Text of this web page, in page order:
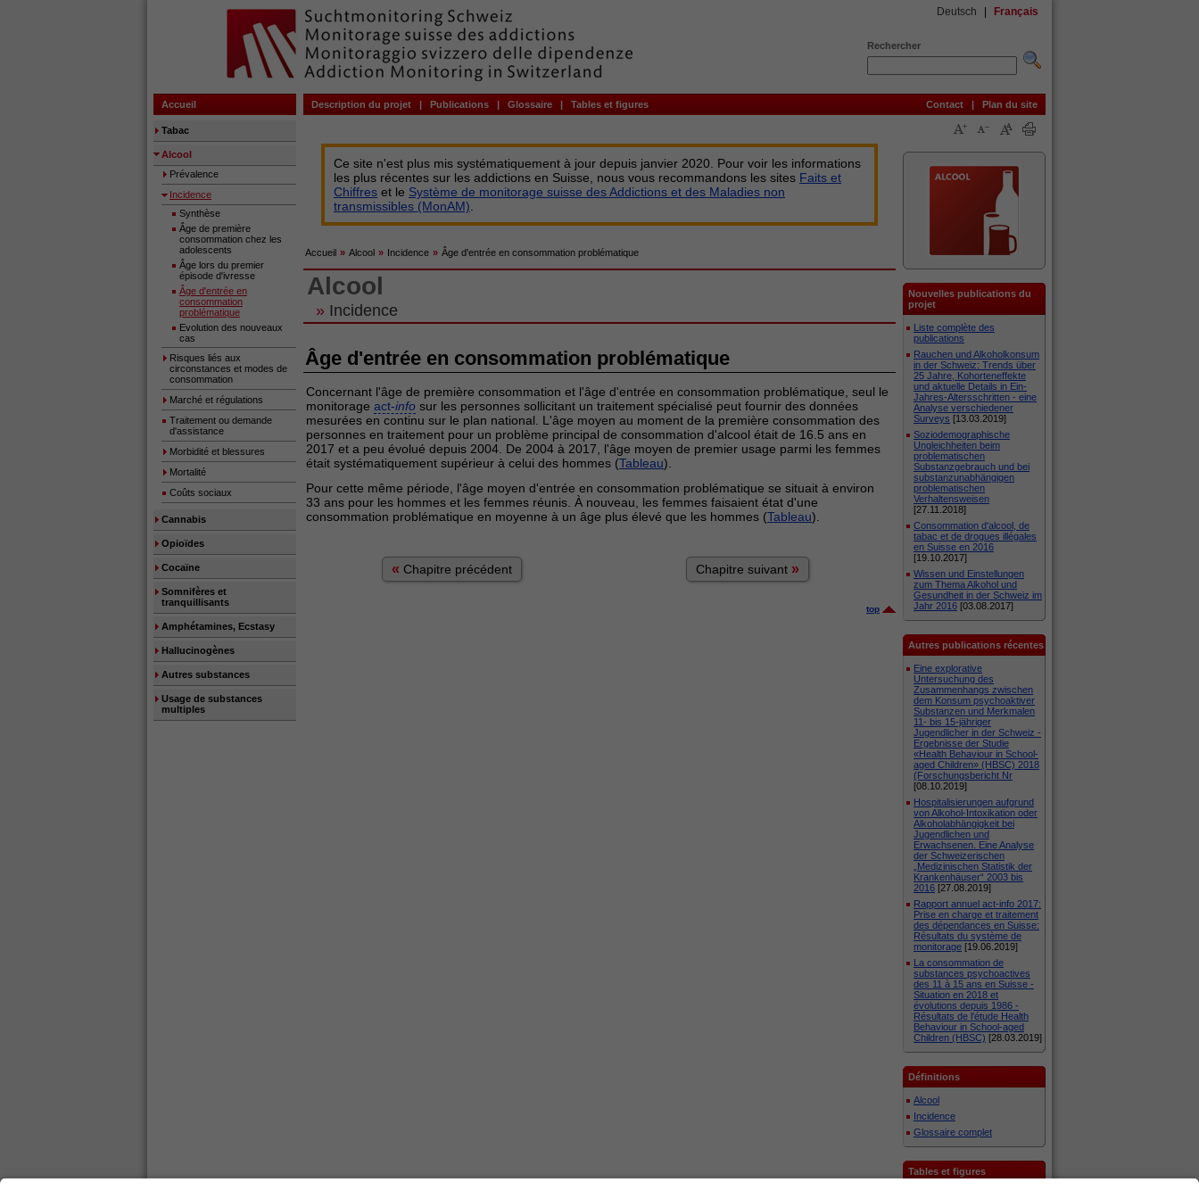
Deutsch Français
Rechercher
Accueil Contact | Plan du site
Description du projet | Publications | Glossaire | Tables et figures
Tabac
Alcool
Prévalence
Incidence
Synthèse
Âge de première
consommation chez les
adolescents
Âge lors du premier
épisode d'ivresse
Âge d'entrée en
consommation
problématique
Evolution des nouveaux
cas
Risques liés aux
circonstances et modes de
consommation
Marché et régulations
Traitement ou demande
d'assistance
Morbidité et blessures
Mortalité
Coûts sociaux
Cannabis
Opioïdes
Cocaïne
Somnifères et
tranquillisants
Amphétamines, Ecstasy
Hallucinogènes
Autres substances
Usage de substances
multiples
Ce site n'est plus mis systématiquement à jour depuis janvier 2020. Pour voir les informations
les plus récentes sur les addictions en Suisse, nous vous recommandons les sites Faits et
Chiffres et le Système de monitorage suisse des Addictions et des Maladies non
transmissibles (MonAM)
Accueil » Alcool » Incidence » Âge d'entrée en consommation problématique
Alcool
» Incidence
Âge d'entrée en consommation problématique
Concernant l'âge de première consommation et l'âge d'entrée en consommation problématique, seul le
monitorage act-info sur les personnes sollicitant un traitement spécialisé peut fournir des données
mesurées en continu sur le plan national. L'âge moyen au moment de la première consommation des
personnes en traitement pour un problème principal de consommation d'alcool était de 16.5 ans en
2017 et a peu évolué depuis 2004. De 2004 à 2017, l'âge moyen de premier usage parmi les femmes
était systématiquement supérieur à celui des hommes (Tableau).
Pour cette même période, l'âge moyen d'entrée en consommation problématique se situait à environ
33 ans pour les hommes et les femmes réunis. À nouveau, les femmes faisaient état d'une
consommation problématique en moyenne à un âge plus élevé que les hommes (Tableau).
« Chapitre précédent Chapitre suivant »
top
Nouvelles publications du
projet
Liste complète des
publications
Rauchen und Alkoholkonsum
in der Schweiz: Trends über
25 Jahre, Kohorteneffekte
und aktuelle Details in Ein-
Jahres-Altersschritten - eine
Analyse verschiedener
Surveys [13.03.2019]
Soziodemographische
Ungleichheiten beim
problematischen
Substanzgebrauch und bei
substanzunabhängigen
problematischen
Verhaltensweisen
[27.11.2018]
Consommation d'alcool, de
tabac et de drogues illégales
en Suisse en 2016
[19.10.2017]
Wissen und Einstellungen
zum Thema Alkohol und
Gesundheit in der Schweiz im
Jahr 2016 [03.08.2017]
Autres publications récentes
Eine explorative
Untersuchung des
Zusammenhangs zwischen
dem Konsum psychoaktiver
Substanzen und Merkmalen
11- bis 15-jähriger
Jugendlicher in der Schweiz -
Ergebnisse der Studie
«Health Behaviour in School-
aged Children» (HBSC) 2018
(Forschungsbericht Nr
[08.10.2019]
Hospitalisierungen aufgrund
von Alkohol-Intoxikation oder
Alkoholabhängigkeit bei
Jugendlichen und
Erwachsenen. Eine Analyse
der Schweizerischen
„Medizinischen Statistik der
Krankenhäuser“ 2003 bis
2016 [27.08.2019]
Rapport annuel act-info 2017:
Prise en charge et traitement
des dépendances en Suisse:
Résultats du système de
monitorage [19.06.2019]
La consommation de
substances psychoactives
des 11 à 15 ans en Suisse -
Situation en 2018 et
évolutions depuis 1986 -
Résultats de l'étude Health
Behaviour in School-aged
Children (HBSC) [28.03.2019]
Définitions
Alcool
Incidence
Glossaire complet
Tables et figures